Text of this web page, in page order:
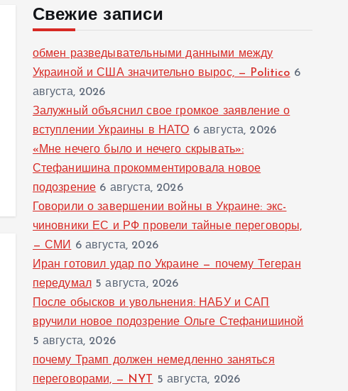
Свежие записи
обмен разведывательными данными между
Украиной и США значительно вырос, — Politico 6
августа, 2026
Залужный объяснил свое громкое заявление о
вступлении Украины в НАТО 6 августа, 2026
«Мне нечего было и нечего скрывать»:
Стефанишина прокомментировала новое
подозрение 6 августа, 2026
Говорили о завершении войны в Украине: экс-
чиновники ЕС и РФ провели тайные переговоры,
— СМИ 6 августа, 2026
Иран готовил удар по Украине — почему Тегеран
передумал 5 августа, 2026
После обысков и увольнения: НАБУ и САП
вручили новое подозрение Ольге Стефанишиной
5 августа, 2026
почему Трамп должен немедленно заняться
переговорами, — NYT
5 августа, 2026